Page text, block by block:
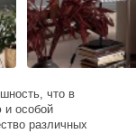
что в
и особой
различных